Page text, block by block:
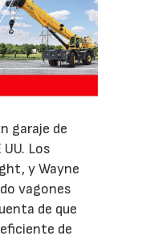
garaje de
Los
y Wayne
vagones
de que
de